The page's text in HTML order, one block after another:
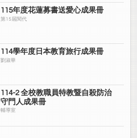
115年度花蓮募書送愛心成果冊
第15屆閱代
114學年度日本教育旅行成果冊
劉淑華
114-2 全校教職員特教暨自殺防治
守門人成果冊
輔導室